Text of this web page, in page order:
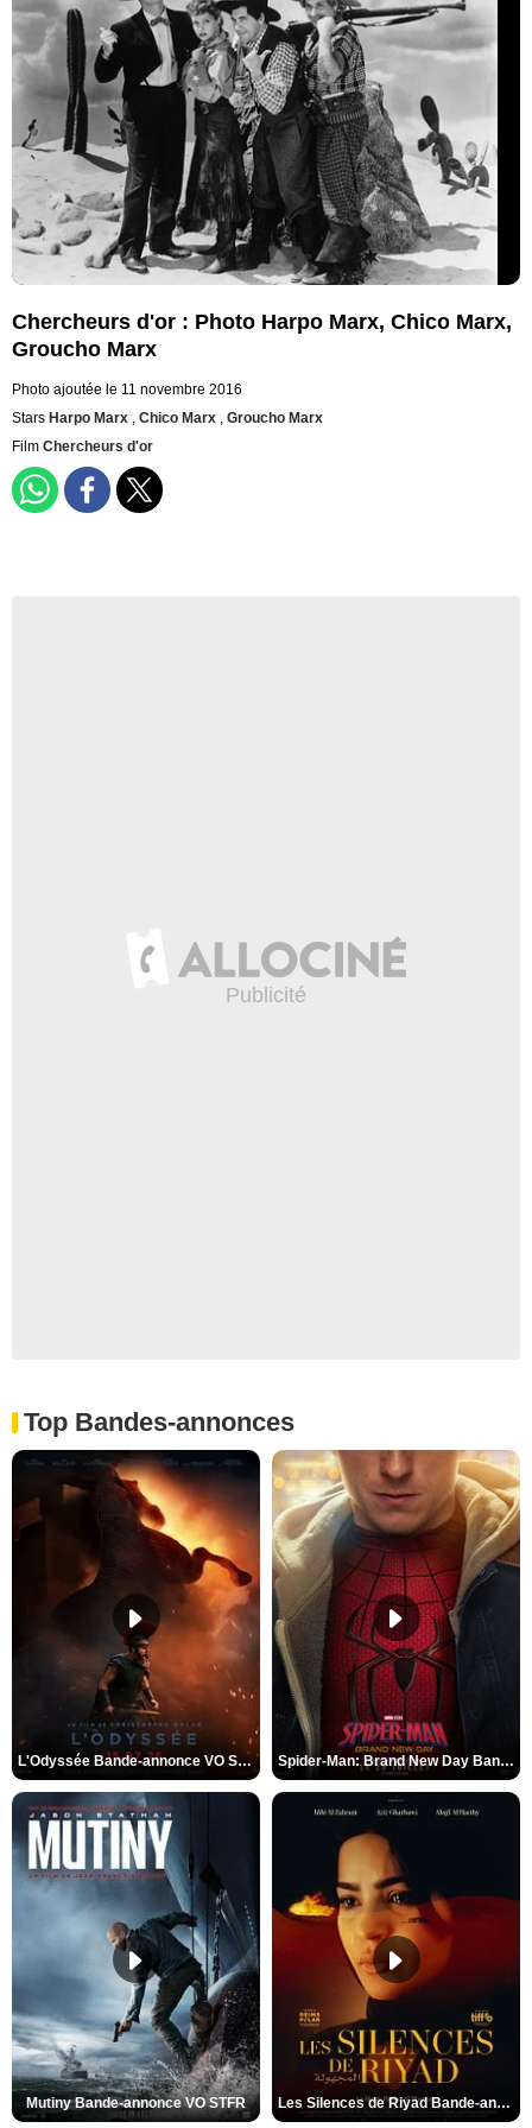
Chercheurs d'or : Photo Harpo Marx, Chico Marx,
Groucho Marx
Photo ajoutée le 11 novembre 2016
Stars Harpo Marx , Chico Marx , Groucho Marx
Film Chercheurs d'or
Top Bandes-annonces
L'Odyssée Bande-annonce VO STFR Spider-Man: Brand New Day Bande-annonce VO STFR
Mutiny Bande-annonce VO STFR Les Silences de Riyad Bande-annonce VO STFR